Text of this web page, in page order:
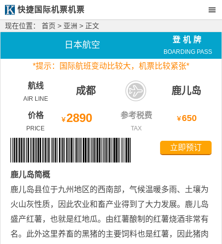
快捷国际机票机票
现在位置： 首页 > 亚洲 > 正文
日本航空
登机牌
BOARDING PASS
*提示：国际航班变动比较大， 机票比较紧张*
航线
AIR LINE
成都 鹿儿岛
价格
PRICE
￥2890 参考税费
TAX
￥650
立即预订
鹿儿岛简概
鹿儿岛县位于九州地区的西南部，气候温暖多雨、土壤为
火山灰性质，因此农业和畜产业得到了大力发展。鹿儿岛
盛产红薯，也就是红地瓜。由红薯酿制的红薯烧酒非常有
名。此外这里养畜的黑猪的主要饲料也是红薯，因此猪肉